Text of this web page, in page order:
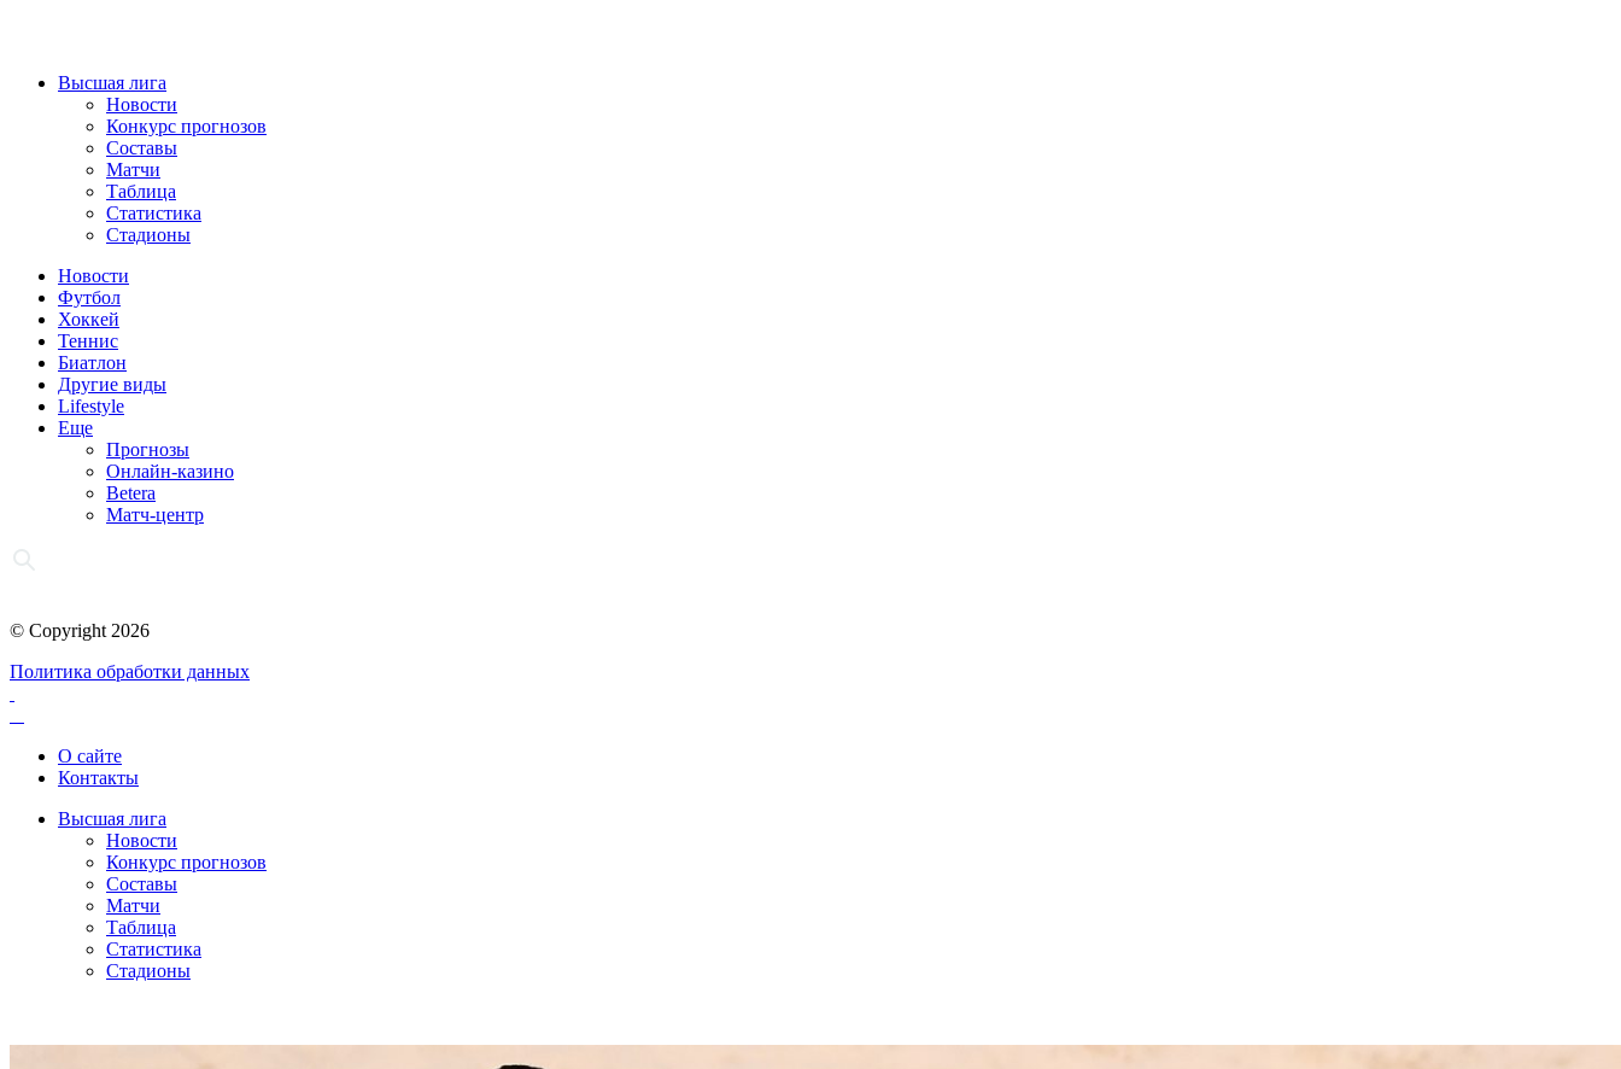
Высшая лига
Новости
Конкурс прогнозов
Составы
Матчи
Таблица
Статистика
Стадионы
Новости
Футбол
Хоккей
Теннис
Биатлон
Другие виды
Lifestyle
Еще
Прогнозы
Онлайн-казино
Betera
Матч-центр
© Copyright 2026
Политика обработки данных
О сайте
Контакты
Высшая лига
Новости
Конкурс прогнозов
Составы
Матчи
Таблица
Статистика
Стадионы